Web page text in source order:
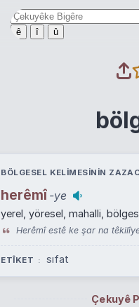
ê î û
BÖLGESEL KELIMESININ
herêmî -ye
yerel, yöresel, mahalli,
Herêmî estê ke şar na
ETÎKET sıfat
Çekuyê